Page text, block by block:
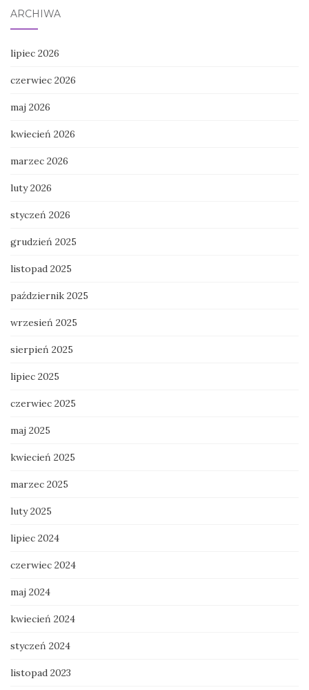
ARCHIWA
lipiec 2026
czerwiec 2026
maj 2026
kwiecień 2026
marzec 2026
luty 2026
styczeń 2026
grudzień 2025
listopad 2025
październik 2025
wrzesień 2025
sierpień 2025
lipiec 2025
czerwiec 2025
maj 2025
kwiecień 2025
marzec 2025
luty 2025
lipiec 2024
czerwiec 2024
maj 2024
kwiecień 2024
styczeń 2024
listopad 2023